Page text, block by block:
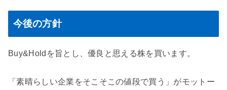
今後の方針
Buy&Holdを旨とし、優良と思える株を買います。
「素晴らしい企業をそこそこの値段で買う」がモットー